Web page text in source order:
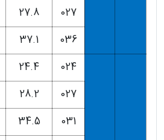
027
27.8
036
37.1
024
24.4
027
28.2
031
34.5